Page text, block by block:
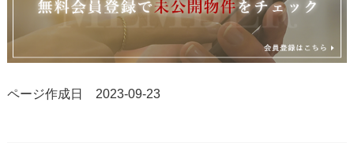
ページ作成日 2023-09-23